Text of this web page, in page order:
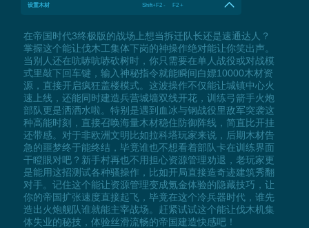
设置木材 Shift+F2 - F2 +
在帝国时代3终极版的战场上想当拆迁队长还是速通达人？
掌握这个能让伐木工集体下岗的神操作绝对能让你笑出声。
当别人还在吭哧吭哧砍树时，你只需要在单人战役或对战模
式里敲下回车键，输入神秘指令就能瞬间白嫖10000木材资
源，直接开启疯狂盖楼模式。这波操作不仅能让城镇中心火
速上线，还能同时建造兵营城墙双线开花，训练弓箭手火炮
部队更是洒洒水啦。特别是遇到血冰与钢战役里敌军突袭这
种高能时刻，直接召唤海量木材稳住防御阵线，简直比开挂
还带感。对于非欧洲文明比如拉科塔玩家来说，后期木材告
急的噩梦终于能终结，毕竟谁也不想看着部队卡在训练界面
干瞪眼对吧？新手村再也不用担心资源管理劝退，老玩家更
是能用这招测试各种骚操作，比如开局直接造奇迹建筑秀翻
对手。记住这个能让资源管理变成氪金体验的隐藏技巧，让
你的帝国扩张速度直接起飞，毕竟在这个冷兵器时代，谁先
造出火炮舰队谁就能主宰战场。赶紧试试这个能让伐木机集
体失业的秘技，体验丝滑流畅的帝国建造快感吧！